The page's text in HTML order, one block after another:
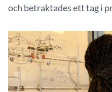
och betraktades ett tag i